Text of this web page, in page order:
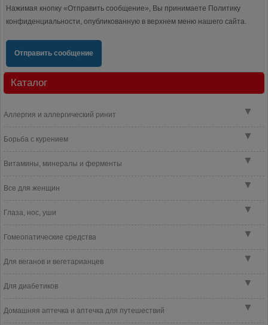
Нажимая кнопку «Отправить сообщение», Вы принимаете Политику
конфиденциальности, опубликованную в верхнем меню нашего сайта.
Отправить сообщение
Каталог
▼
Аллергия и аллергический ринит
▼
Борьба с курением
▼
Витамины, минералы и ферменты
▼
Все для женщин
▼
Глаза, нос, уши
▼
Гомеопатические средства
▼
Для веганов и вегетарианцев
▼
Для диабетиков
▼
Домашняя аптечка и аптечка для путешествий